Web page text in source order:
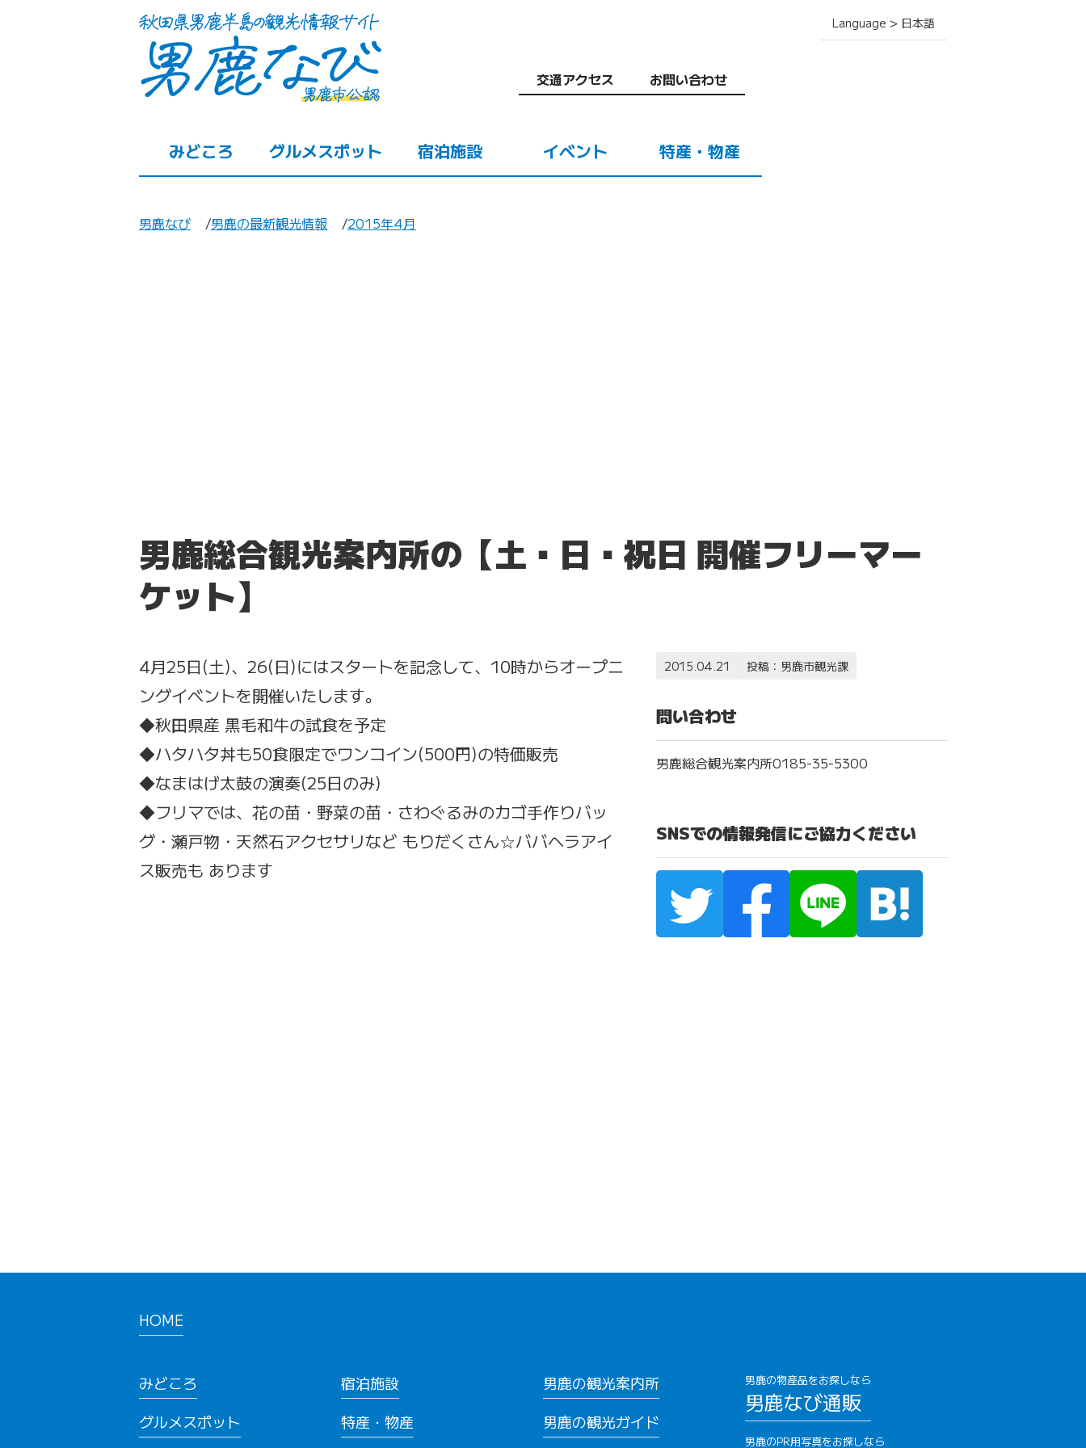
Language > 日本語
交通アクセス お問い合わせ
みどころ グルメスポット 宿泊施設 イベント 特産・物産
男鹿なび 男鹿の最新観光情報 2015年4月
男鹿総合観光案内所の【土・日・祝日 開催フリーマー
ケット】
4月25日(土)、26(日)にはスタートを記念して、10時からオープニ
ングイベントを開催いたします。
◆秋田県産 黒毛和牛の試食を予定
◆ハタハタ丼も50食限定でワンコイン(500円)の特価販売
◆なまはげ太鼓の演奏(25日のみ)
◆フリマでは、花の苗・野菜の苗・さわぐるみのカゴ手作りバッ
グ・瀬戸物・天然石アクセサリなど もりだくさん☆ババヘラアイ
ス販売も あります
2015.04.21 投稿：男鹿市観光課
問い合わせ
男鹿総合観光案内所0185-35-5300
SNSでの情報発信にご協力ください
HOME
みどころ
グルメスポット
宿泊施設
特産・物産
男鹿の観光案内所
男鹿の観光ガイド
男鹿の物産品をお探しなら
男鹿なび通販
男鹿のPR用写真をお探しなら